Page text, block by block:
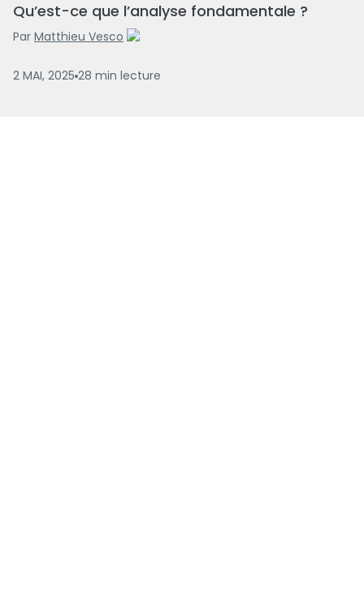
Qu’est-ce que l’analyse fondamentale ?
Par Matthieu Vesco
2 MAI, 2025 28 min lecture